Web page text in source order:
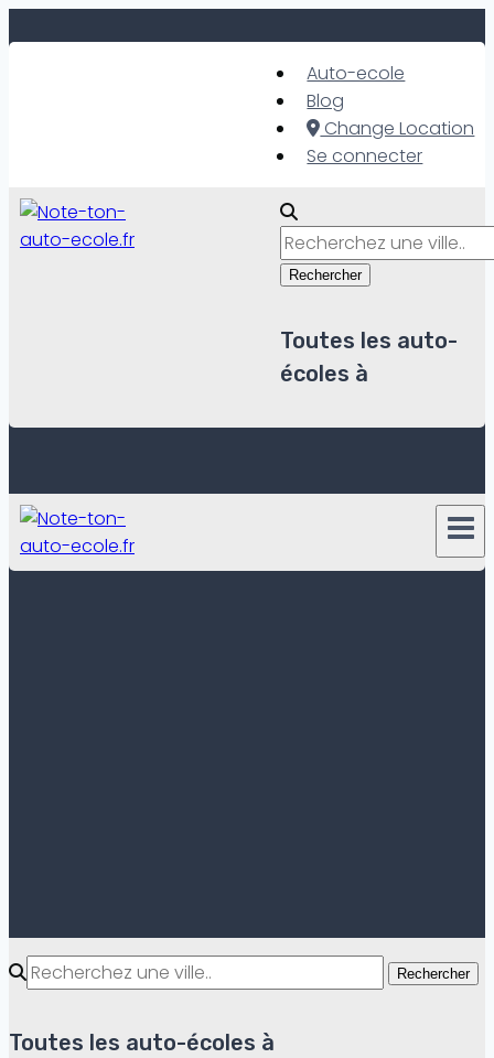
to
Auto-ecole
Blog
Change Location
Se connecter
Rechercher
Toutes les auto-
écoles à
Rechercher
Toutes les auto-écoles à